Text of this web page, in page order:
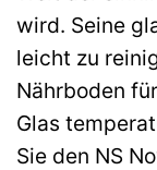
wird. Seine
leicht zu
Nährboden
Glas
Sie den NS